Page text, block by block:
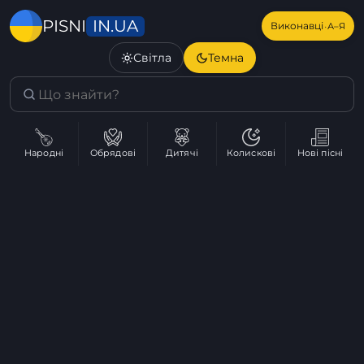
PISNI IN.UA Виконавці·А–Я
Світла Темна
Народні Обрядові Дитячі Колискові Нові пісні